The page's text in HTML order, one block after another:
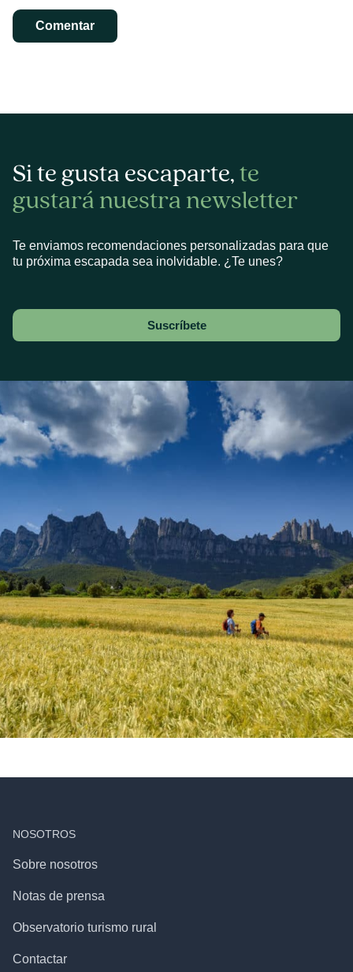
Si te gusta escaparte,te
gustará nuestra newsletter
Te enviamos recomendaciones personalizadas para que
tu próxima escapada sea inolvidable. ¿Te unes?
Suscríbete
NOSOTROS
Sobre nosotros
Notas de prensa
Observatorio turismo rural
Contactar